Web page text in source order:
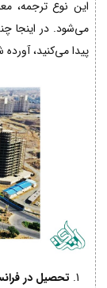
این نوع ترجمه،
می‌شود. در اینجا
پیدا می‌کنید،
تحصیل در